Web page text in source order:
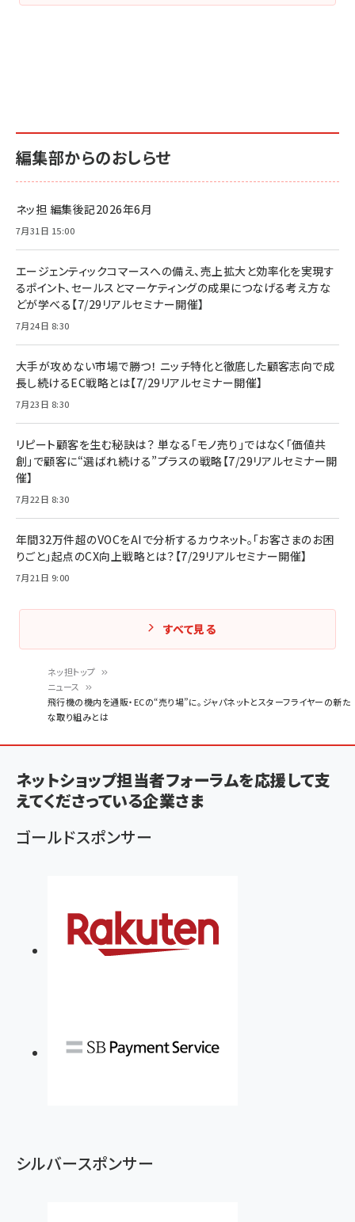
く
ず
ネッ担トップ
ニュース
飛行機の機内を通販・ECの“売り場”に。ジャパネットとスターフライヤーの新た
な取り組みとは
編集部からのおしらせ
ネッ担 編集後記2026年6月
7月31日 15:00
エージェンティックコマースへの備え、売上拡大と効率化を実現す
るポイント、セールスとマーケティングの成果につなげる考え方な
どが学べる【7/29リアルセミナー開催】
7月24日 8:30
大手が攻めない市場で勝つ！ ニッチ特化と徹底した顧客志向で成
長し続けるEC戦略とは【7/29リアルセミナー開催】
7月23日 8:30
リピート顧客を生む秘訣は？ 単なる「モノ売り」ではなく「価値共
創」で顧客に“選ばれ続ける”プラスの戦略【7/29リアルセミナー開
催】
7月22日 8:30
年間32万件超のVOCをAIで分析するカウネット。「お客さまのお困
りごと」起点のCX向上戦略とは？【7/29リアルセミナー開催】
7月21日 9:00
すべて見る
ネットショップ担当者フォーラムを応援して支
えてくださっている企業さま
ゴールドスポンサー
シルバースポンサー